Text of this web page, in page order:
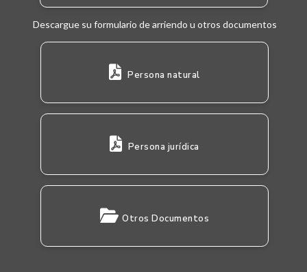
Descargue su formulario de arriendo u otros documentos
Persona natural
Persona jurídica
Otros Documentos